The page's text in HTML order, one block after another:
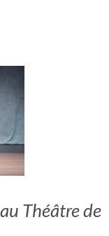
Théâtre de